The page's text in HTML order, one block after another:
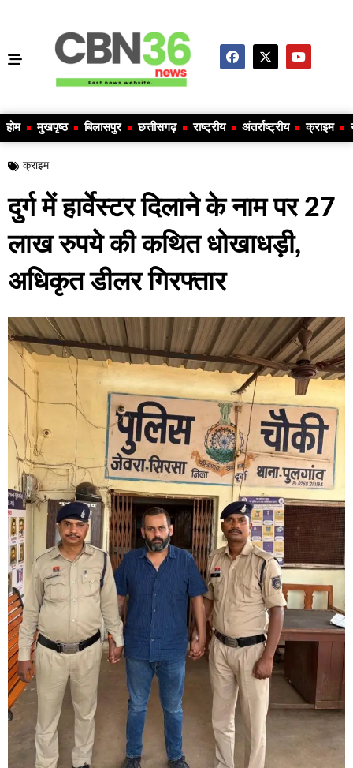
होम मुखपृष्ठ बिलासपुर छत्तीसगढ़ राष्ट्रीय अंतर्राष्ट्रीय क्राइम
क्राइम
दुर्ग में हार्वेस्टर दिलाने के नाम पर 27
लाख रुपये की कथित धोखाधड़ी,
अधिकृत डीलर गिरफ्तार